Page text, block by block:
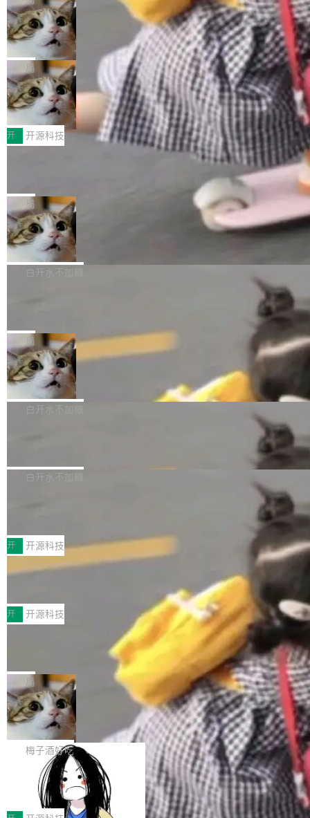
现实 过去两年，CIO们的焦虑清单上多了两项：
一是如何让大模型和智能体应用安全地从PoC走
向生产，二是如何让测试团队跟得上AI应用...
设置，如果用布尔值 + 可空字段来表示——bool
ean 表示是否可切换，nullable 的默认模式、浅
色方案、深色方案——会产生大量无意义的组
合。方案缺了、配置冲突了、全 null 了。要知道
哪些组合有效，作者说，你得靠"文档、校验、或
者部落知识"。 换个写法。Rust 的 enum，两个
变体：Switchable...
个"AI 知识库 + 聊天机器人"——每个大厂都在
做，没什么新鲜的。 但 Kenton Varda 在 Twitte
r 上把事情说清楚了： 今天我们发布了 Cloudfla
re OS，一个带连接器的聊天机器人，跟其他所
有科技公司做的一样。只不过，实际上它不一
样。这是 Sandstorm.io 的重制版，我十年前的
那个创业公司。不同的是，这次它构建在 Cloudf
lare Workers 上——我花了九年时间搭建的平台
——并且深度集成了 AI。这基本上是我十年秘密
Deno 团队开源 Celld，可自托管的分
布式 Durable Objects
Ryan Dahl 领导的 Deno 团队推出了最新开源项
目 Celld，一个能在自己机器上运行 Cloudflare
Workers 和 Durable Objects 的守护进程。 设
计思路很直接：每个对象是一个独立的 SQLite
数据库，按名称寻址，复制到你自己的 S3 兼容
存储库里。节点之间只通过这个存储库协调——
没有控制平面，没有共识协议。每个对象自带一
个小型数据库，应用天然按分片构建，单个数据
库的竞争和爆炸半径问题在设计层面就被消除
了。 闲置的 cell 会休眠到几乎不占资源。当 cel
l 迁移或唤醒时，新宿主从 S3 恢复 SQLite 数据
库继续执行。存储库是持久化的唯一真相...
局
鲁大师7月新机性能/流畅/AI榜：vivo夺
性能、流畅双第一，三星Galaxy Z系列
新折叠缺席
2026年7月的手机市场，由于存储等硬件成本暴
增，手机厂商的日子也不好过啊，新机速度明显
放缓，因此硝烟味淡了许多。新机参数规格除开
高价的三星折叠（三星Galaxy Z Fold8 Ultra / Z
Fold8 / Z Flip8）外，其余要么是中低端机器，
例如iQOO Z11i、REDMI Note 17、REDMI No
te 17 Pro、OPPO K15，要么是vivo X300 E这
样的次旗舰。 Galaxy Z Fold8 Ultra / Z Fold8 /
Z Flip8三款折叠屏新机均在7月22日发布，且全
部搭载骁龙8 Elite Gen5 for Galaxy，它们本该
开 开源科技
Zed 编辑器团队发布了新项目——DeltaDB，一
个在 git commit 之间记录每一次编辑操作的版
本控制系统。目前处于 Early Access 阶段。 De
ltaDB 的核心思路直接写在 landing page 最显
眼的位置：「Software is made between com
mits」——软件是在 commit 之间写出来的。git
是把这段空隙补上。 回退到任何一次编辑：Delt
aDB 捕获 commit 之间的每一次操作，...
局
SpaceXAI 单季资本开支达 183 亿美元
根据风险投资人Tomer Tunguz 博客（VC 分
析）披露的最新分析与第二季度业绩报告，Spac
微软同期总资本开支的四成。 与亚马逊、Alpha
bet、微软以及 Meta 等传统科技巨头相比，Spa
ceXAI的资金消耗速度尤为引人瞩目。然而，支
撑庞大支出的资金来源却呈现出截然不同的面
貌。数据显示，微软和 Meta 主要依托充沛的经
白开水不加糖
一个在终端里运行的编程 agent；Muse Spark
1.2，驱动这个 agent 的新模型。一句话概括：
你可以用 curl -fsSL https://dev.meta.ai/install.
sh | bash 安装一个能在大项目里自动规划、写
代码、验证结果的 AI 终端工具。 据介绍，Muse
个主 agent 循环，外加一组后台 agent。这些后
局
美团开源 LoHoSearch，用知识图谱校
准 AI 能力认知
机器出题的前提，是让机器拥有全局视野。整个
构建流程可以分为四个环节：建图 → 控制难度
白开水不加糖
库，并将作为transport接入Mooncake TENT。
MPComm将作为一种传输引擎接入Mooncake T
ENT，实现零拷贝传输性能提升30%、非零拷贝
传输性能最高提升5倍。UCL-MPComm底层基
于自研UCL-Engine通信引擎，后续腾讯网平将
持续开源更多基于UCL-Engine的高性能通信组
件。 腾讯网平团队在UCL-MPComm中实现了一
个独立于业务线程的全局通信引擎（Engine），
白开水不加糖
型案例入选名单》，深信服“面向企业研发场景的
开源 AI 编程平台 CoStrict 应用”凭借卓越的技术
创新与落地成效成功入选。 全链路私有化部署，
助力企业AI研发安全落地 当前，越来越多企业已
经开始引入 AI Coding 工具，通过调用公有云模
型或企业内部部署模型提升研发效率。但随着 AI
Coding 从个人辅助工具逐步走向团队级、组织
级应用，企业在规模化落地过程中，对安全性、
可控性和代码质量提出了更高要求。 首先是数据
安全与合规要求。对于大多数普通研发场景，公
有云模型能够满足快速试用和效率提升的需求。
但对于金融、能源、医疗等对数据安全要求较...
开 开源科技
深信服AI算力网关入选工信部人工智能
前不久，工业和信息化部正式发布《2025年人工
智能应用典型案例名单》，集中展示人工智能在
各领域的应用成果，覆盖技术底座、行业赋能、
产品应用、支撑保障、专题等五大方向。深信服
AI算力网关（AI创新平台）成功入选！ 随着各行
各业的Agent走向规模化建设，算力构成形态逐
渐丰富，用户关注的重点也在发生变化：不只是
让AI用起来，还要进一步看清混合算力时代下，
Token花在哪里、算力是否被充分利用，以及持
续增长的AI成本该如何优化。 深信服AI算力网关
正是围绕这些实际问题，从Token治理和成本治
理两个方面，让用户的每一份算力都看得清、管
得住、用得稳、省得下、更安全！ 一、从现在开
始，Token使用一目...
开 开源科技
Jeff Dean 离开 Google：一个时代的结
束，一个实验室的开始
Google 员工编号 20。MapReduce 作者之一。
Bigtable 作者之一。TensorFlow 的作者之一。
Gemini 的架构师。Google 首席科学家。 Jeff D
ean 在 Google 工作了 27 年后，宣布离职。 他
不是一个人走。一同离开的还有 Sanjay Ghema
wat（Google 员工编号 23，Jeff Dean 二十多
年的编程搭档，MapReduce 和 Bigtable 的共同
作者）、Quoc Le（Google 大脑核心成员，Se
q2Seq 和 DocAI 的共同发明人）以及 Oriol Vin
yals（Gemini 联合负责人，AlphaSta...
局
🔥 SolonCode v2026.8.4 发布：界面
字体可调、22 种语言、记忆搜索增强
打开终端就能上岗的全中文编码智能体，这一轮
把「看得清、用母语、记得住」三件事一次补
齐。 SolonCode 是什么 SolonCode 是杭州无
耳科技研发的企业级终端编码智能体——一位全
中文驱动的数字员工，自主理解需求、规划步
骤、编写代码。不挑模型、不挑平台，curl 一行
梅子酒好吃
让“代码语义理解”深度释放AI Coding
价值潜能：华为云码道（CodeArts）
代码仓技术解析
一、代码仓深度理解技术的作用与价值 在软件工